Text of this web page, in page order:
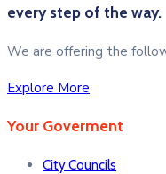
every step of the way.
We are offering the
Explore More
Your Goverment
City Councils